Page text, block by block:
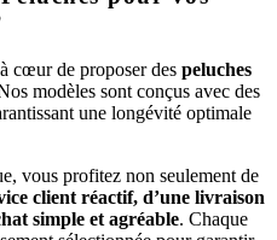
cœur de proposer des peluches
modèles sont conçus avec des
une longévité optimale
vous profitez non seulement de
client réactif, d’une livraison
simple et agréable. Chaque